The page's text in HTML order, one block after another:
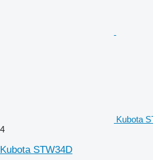
Kubota
4
Kubota STW34D